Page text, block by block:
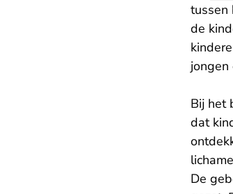
tussen
de
jongen
Bij het
dat
De